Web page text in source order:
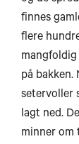
finnes
flere
på bakken.
setervoller
lagt ned.
minner om